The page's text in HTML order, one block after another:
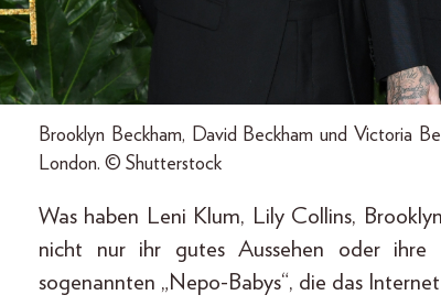
Brooklyn Beckham, David Beckham und Victoria
London. © Shutterstock
Was haben Leni Klum, Lily Collins,
nicht nur ihr gutes Aussehen oder ihre
sogenannten „Nepo-Babys“, die das